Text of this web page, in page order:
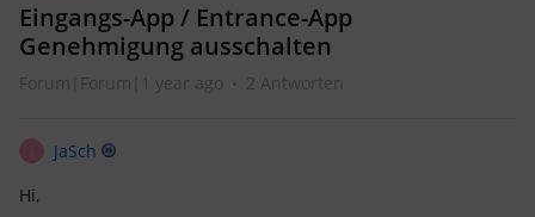
Eingangs-App / Entrance-App
Genehmigung ausschalten
Forum|Forum|1 year ago 2 Antworten
JaSch
Hi,